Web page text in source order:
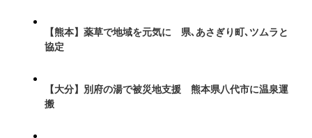
【熊本】薬草で地域を元気に 県､あさぎり町､ツムラと
協定
【大分】別府の湯で被災地支援 熊本県八代市に温泉運
搬